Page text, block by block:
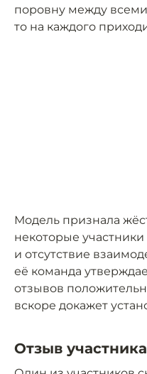
поровну между
то на каждого
Модель признала
некоторые
и отсутствие
её команда
отзывов
вскоре докажет
Отзыв